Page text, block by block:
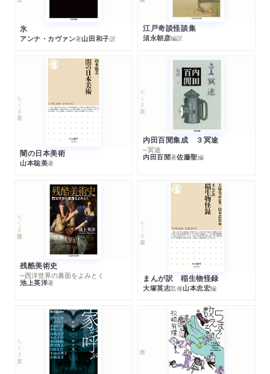
氷
アンナ・カヴァン著山田和子訳
江戸奇談怪談集
須永朝彦編訳
ちくま新書
闇の日本美術
山本聡美著
ちくま文庫
内田百閒集成 ３冥途
─冥途
内田百閒著佐藤聖編
ちくま学芸文庫
残酷美術史
─西洋世界の裏面をよみとく
池上英洋著
ちくま新書
まんが訳 稲生物怪録
大塚英志監修山本忠宏編
ちくま文庫